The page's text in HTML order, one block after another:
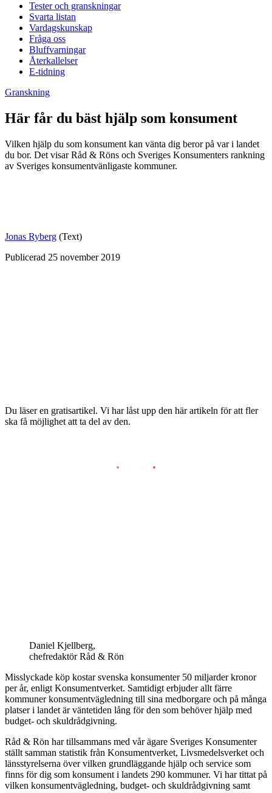
Tester och granskningar
Svarta listan
Vardagskunskap
Fråga oss
Bluffvarningar
Återkallelser
E-tidning
Granskning
Här får du bäst hjälp som konsument
Vilken hjälp du som konsument kan vänta dig beror på var i landet
du bor. Det visar Råd & Röns och Sveriges Konsumenters rankning
av Sveriges konsumentvänligaste kommuner.
Jonas Ryberg (Text)
Publicerad 25 november 2019
Du läser en gratisartikel. Vi har låst upp den här artikeln för att fler
ska få möjlighet att ta del av den.
Daniel Kjellberg,
chefredaktör Råd & Rön
Misslyckade köp kostar svenska konsumenter 50 miljarder kronor
per år, enligt Konsumentverket. Samtidigt erbjuder allt färre
kommuner konsumentvägledning till sina medborgare och på många
platser i landet är väntetiden lång för den som behöver hjälp med
budget- och skuldrådgivning.
Råd & Rön har tillsammans med vår ägare Sveriges Konsumenter
ställt samman statistik från Konsumentverket, Livsmedelsverket och
länsstyrelserna över vilken grundläggande hjälp och service som
finns för dig som konsument i landets 290 kommuner. Vi har tittat på
vilken konsumentvägledning, budget- och skuldråd­givning samt